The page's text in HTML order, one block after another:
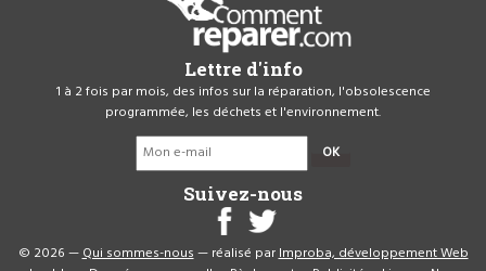
Lettre d'info
1 à 2 fois par mois, des infos sur la réparation, l'obsolescence
programmée, les déchets et l'environnement.
OK
Suivez-nous
© 2026 —Qui sommes-nous— réalisé parImproba, développement Web